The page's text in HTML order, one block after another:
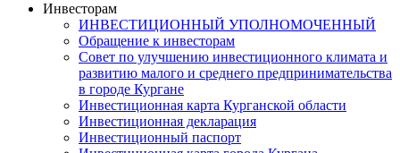
Инвесторам
ИНВЕСТИЦИОННЫЙ УПОЛНОМОЧЕННЫЙ
Обращение к инвесторам
Совет по улучшению инвестиционного климата и
развитию малого и среднего предпринимательства
в городе Кургане
Инвестиционная карта Курганской области
Инвестиционная декларация
Инвестиционный паспорт